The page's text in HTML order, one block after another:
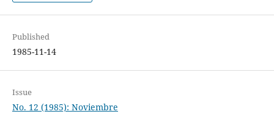
Published
1985-11-14
Issue
No. 12 (1985): Noviembre